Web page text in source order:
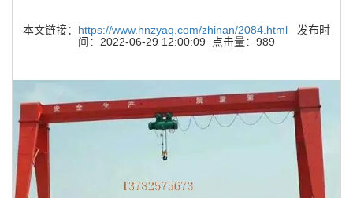
本文链接： https://www.hnzyaq.com/zhinan/2084.html 发布时
间：2022-06-29 12:00:09 点击量：989